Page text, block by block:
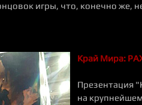
игры, что, конечно же,
Край Мира:
Презентация
на